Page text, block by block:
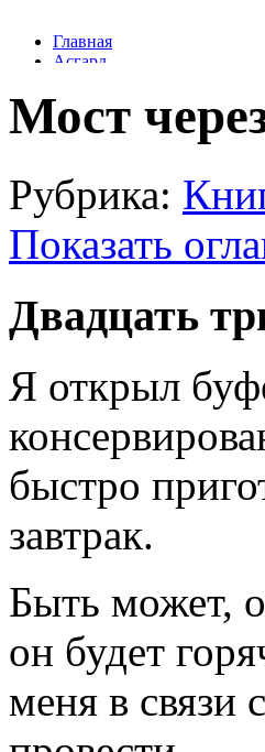
Мост
Рубрика:
Показать
Двадцать
Я открыл
быстро
завтрак.
Быть может,
он будет
меня в связи